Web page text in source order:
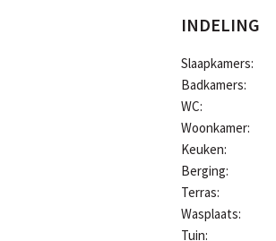
INDELING
Slaapkamers:
Badkamers:
WC:
Woonkamer:
Keuken:
Berging:
Terras:
Wasplaats:
Tuin: